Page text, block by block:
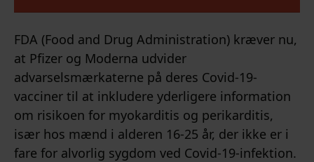
FDA (Food and Drug Administration) kræver nu,
at Pfizer og Moderna udvider
advarselsmærkaterne på deres Covid-19-
vacciner til at inkludere yderligere information
om risikoen for myokarditis og perikarditis,
især hos mænd i alderen 16-25 år, der ikke er i
fare for alvorlig sygdom ved Covid-19-infektion.